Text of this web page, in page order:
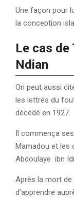
Une façon pour
la conception
Le cas de
Ndian
On peut aussi
les lettrés du
décédé en 1927.
Il commença
Mamadou et les
Abdoulaye ibn
Après la mort de
d’apprendre